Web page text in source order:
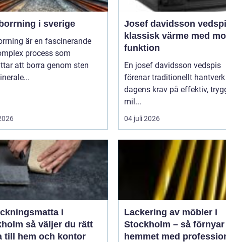
i sverige
är en fascinerande
process som
att borra genom sten
Josef davidsson
klassisk värme med
funktion
En josef davidsson vedspis
förenar traditionellt
dagens krav på effektiv,
mil...
04 juli 2026
i
du rätt
till hem och kontor
Lackering av möbler i
Stockholm – så
hemmet med